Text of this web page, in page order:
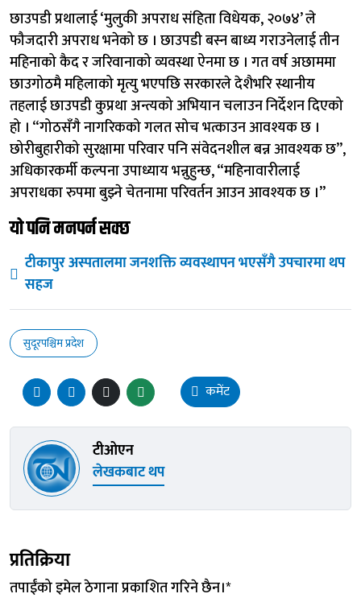
छाउपडी प्रथालाई ‘मुलुकी अपराध संहिता विधेयक, २०७४’ ले
फौजदारी अपराध भनेको छ । छाउपडी बस्न बाध्य गराउनेलाई तीन
महिनाको कैद र जरिवानाको व्यवस्था ऐनमा छ । गत वर्ष अछाममा
छाउगोठमै महिलाको मृत्यु भएपछि सरकारले देशैभरि स्थानीय
तहलाई छाउपडी कुप्रथा अन्त्यको अभियान चलाउन निर्देशन दिएको
हो । “गोठसँगै नागरिकको गलत सोच भत्काउन आवश्यक छ ।
छोरीबुहारीको सुरक्षामा परिवार पनि संवेदनशील बन्न आवश्यक छ”,
अधिकारकर्मी कल्पना उपाध्याय भन्नुहुन्छ, “महिनावारीलाई
अपराधका रुपमा बुझ्ने चेतनामा परिवर्तन आउन आवश्यक छ ।”
यो पनि मनपर्न सक्छ
टीकापुर अस्पतालमा जनशक्ति व्यवस्थापन भएसँगै उपचारमा थप
सहज
सुदूरपश्चिम प्रदेश
कमेंट
टीओएन
लेखकबाट थप
प्रतिक्रिया
तपाईंको इमेल ठेगाना प्रकाशित गरिने छैन।*